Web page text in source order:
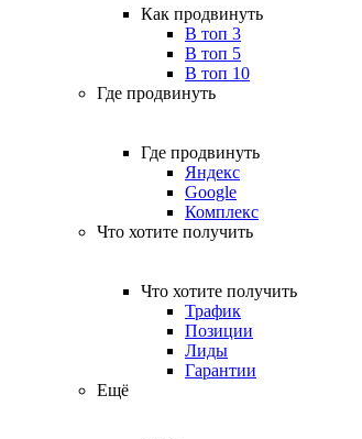
Как продвинуть
В топ 3
В топ 5
В топ 10
Где продвинуть
Где продвинуть
Яндекс
Google
Комплекс
Что хотите получить
Что хотите получить
Трафик
Позиции
Лиды
Гарантии
Ещё